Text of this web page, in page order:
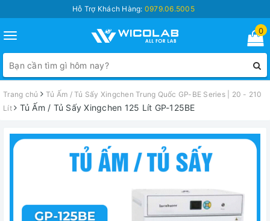
Hỗ Trợ Khách Hàng: 0979.06.5005
Toggle
navigation
0
Trang chủ
Tủ Ấm / Tủ Sấy Xingchen Trung Quốc GP-BE Series | 20 - 210
Lít
Tủ Ấm / Tủ Sấy Xingchen 125 Lít GP-125BE